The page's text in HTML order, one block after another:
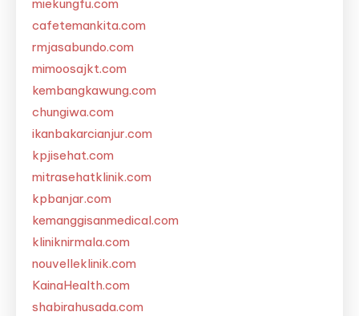
miekungfu.com
cafetemankita.com
rmjasabundo.com
mimoosajkt.com
kembangkawung.com
chungiwa.com
ikanbakarcianjur.com
kpjisehat.com
mitrasehatklinik.com
kpbanjar.com
kemanggisanmedical.com
kliniknirmala.com
nouvelleklinik.com
KainaHealth.com
shabirahusada.com